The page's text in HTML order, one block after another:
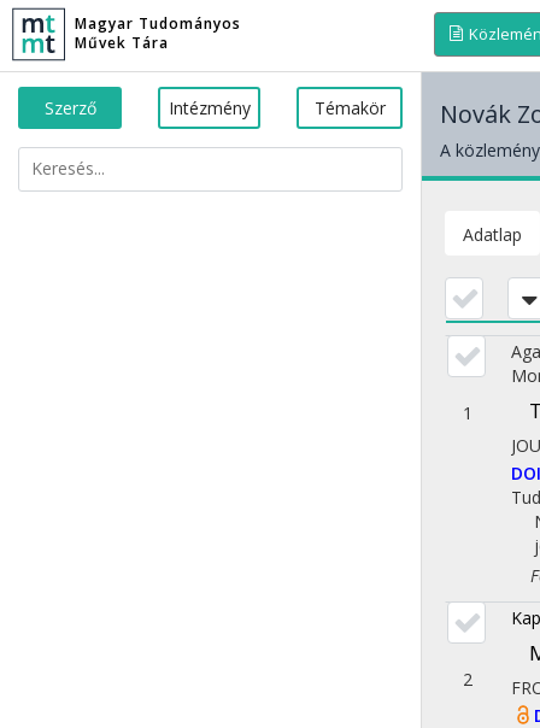
Magyar Tudományos
Művek Tára
Szerző Intézmény Témakör Novák
A
Adatlap
1
DOI
2